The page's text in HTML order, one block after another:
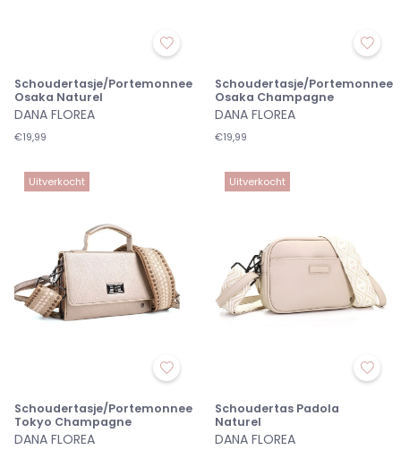
Schoudertasje/Portemonnee
Osaka Naturel
DANA FLOREA
€19,99
Schoudertasje/Portemonnee
Osaka Champagne
DANA FLOREA
€19,99
Uitverkocht
Schoudertasje/Portemonnee
Tokyo Champagne
DANA FLOREA
Uitverkocht
Schoudertas Padola
Naturel
DANA FLOREA